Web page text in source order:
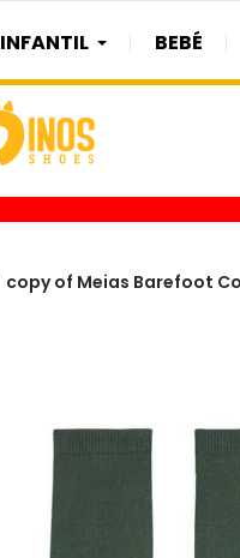
INFANTIL BEBÉ
copy of Meias Barefoot